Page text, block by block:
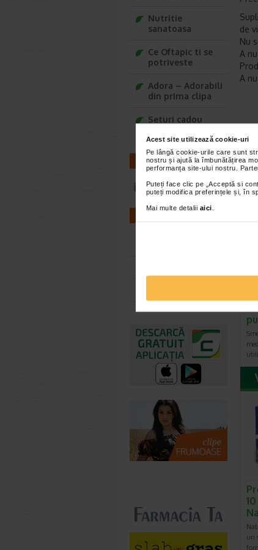
Acest site utilizează cookie-uri
Pe lângă cookie-urile care sunt
nostru și ajută la îmbunătățirea
performanța site-ului nostru.
Puteți face clic pe „Acceptă si
puteți modifica preferințele și, în
Mai multe detalii aici
de
Nu
A
A
un
Nutritie
sanatoasa
Ce Oftapic ti se
potriveste
Adora – Adorabili
din prima clipa
Seturi cadou
CONTACT
infoline@catena.ro